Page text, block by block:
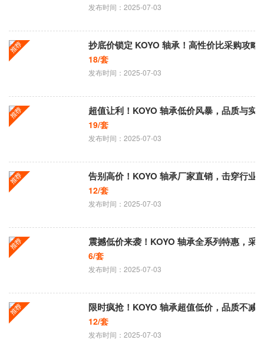
发布时间：2025-07-03
抄底价锁定 KOYO 轴承！高性价比采购攻略
18/套
发布时间：2025-07-03
超值让利！KOYO 轴承低价风暴，品质与实
19/套
发布时间：2025-07-03
告别高价！KOYO 轴承厂家直销，击穿行业
12/套
发布时间：2025-07-03
震撼低价来袭！KOYO 轴承全系列特惠，采
6/套
发布时间：2025-07-03
限时疯抢！KOYO 轴承超值低价，品质不减
12/套
发布时间：2025-07-03